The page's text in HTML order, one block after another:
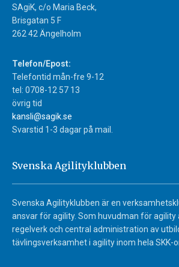
SAgiK, c/o Maria Beck,
Brisgatan 5 F
262 42 Ängelholm
Telefon/Epost:
Telefontid mån-fre 9-12
tel: 0708-12 57 13
övrig tid
kansli@sagik.se
Svarstid 1-3 dagar på mail.
Svenska Agilityklubben
Svenska Agilityklubben är en
ansvar för agility. Som huvudman för agility
regelverk och central administration av
tävlingsverksamhet i agility inom hela SKK-